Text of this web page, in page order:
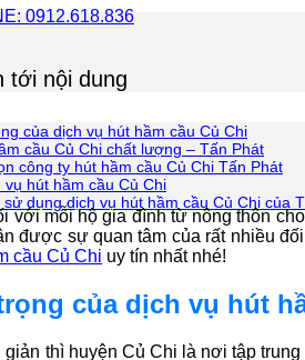
0912.618.836
tới nội dung
của dịch vụ hút hầm cầu Củ Chi
cầu Củ Chi chất lượng – Tấn Phát
công ty hút hầm cầu Củ Chi Tấn Phát
vụ hút hầm cầu Củ Chi
dụng dịch vụ hút hầm cầu Củ Chi của
với mỗi hộ gia đình từ nông thôn
được sự quan tâm của rất nhiều
cầu Củ Chi uy tín nhất nhé!
của dịch vụ hút
giản thì huyện Củ Chi là nơi tập